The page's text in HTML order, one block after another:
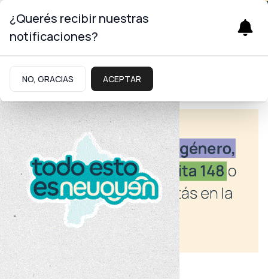
¿Querés recibir nuestras
notificaciones?
NO, GRACIAS ACEPTAR